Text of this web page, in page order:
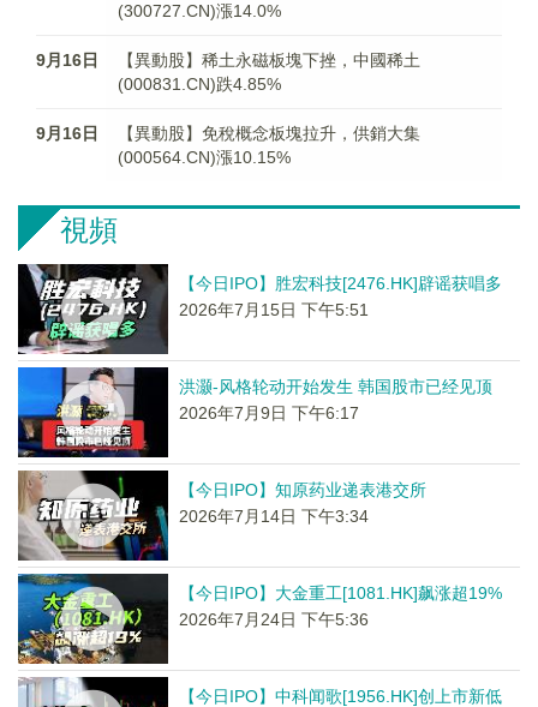
(300727.CN)漲14.0%
9月16日
【異動股】稀土永磁板塊下挫，中國稀土
(000831.CN)跌4.85%
9月16日
【異動股】免稅概念板塊拉升，供銷大集
(000564.CN)漲10.15%
視頻
【今日IPO】胜宏科技[2476.HK]辟谣获唱多
2026年7月15日 下午5:51
洪灏-风格轮动开始发生 韩国股市已经见顶
2026年7月9日 下午6:17
【今日IPO】知原药业递表港交所
2026年7月14日 下午3:34
【今日IPO】大金重工[1081.HK]飙涨超19%
2026年7月24日 下午5:36
【今日IPO】中科闻歌[1956.HK]创上市新低